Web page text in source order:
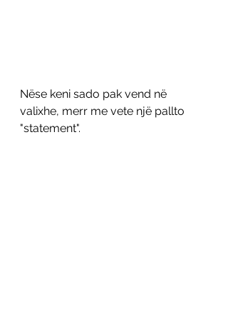
Nëse keni sado pak vend në
valixhe, merr me vete një pallto
"statement".